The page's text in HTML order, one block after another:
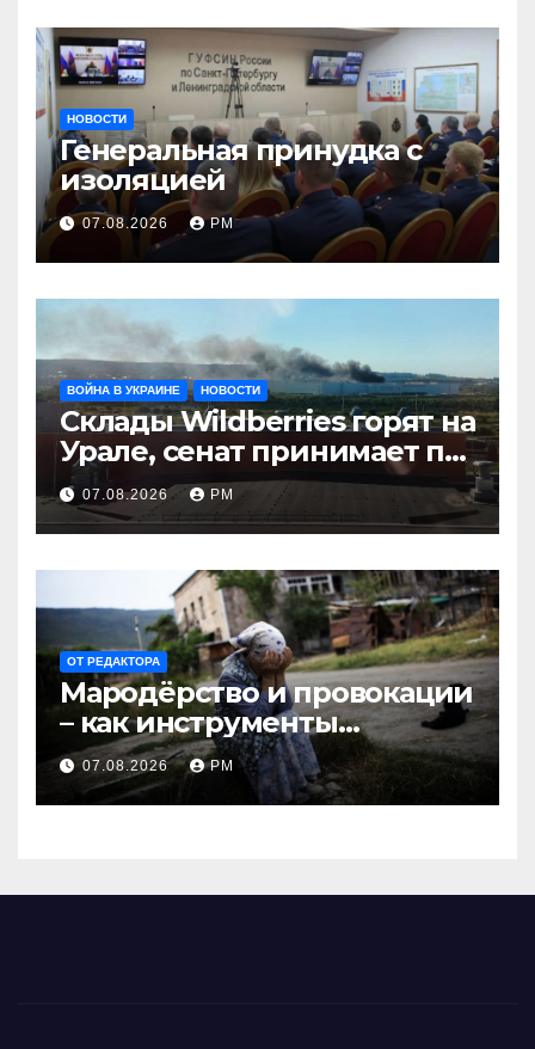
НОВОСТИ
Генеральная принудка с
изоляцией
07.08.2026 РМ
ВОЙНА В УКРАИНЕ НОВОСТИ
Склады Wildberries горят на
Урале, сенат принимает по
Грэму закон
07.08.2026 РМ
ОТ РЕДАКТОРА
Мародёрство и провокации
– как инструменты
современной политики
России
07.08.2026 РМ